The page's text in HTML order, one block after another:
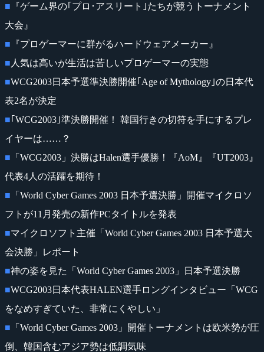
■ 『ゲーム界の｢プロ･アスリート｣たちが競うトーナメント
大会』
■ 『プロゲーマーに群がるハードウェアメーカー』
■ 人気は高いが生活は苦しいプロゲーマーの実態
■WCG2003日本予選準決勝開催｢Age of Mythology｣の日本代
表2名が決定
■｢WCG2003｣準決勝開催！ 韓国行きの切符を手にするプレ
イヤーは……？
■ 「WCG2003」決勝はHalen選手優勝！『AoM』『UT2003』
代表4人の活躍を期待！
■ 「World Cyber Games 2003 日本予選決勝」開催マイクロソ
フトが11月発売の新作PCタイトルを発表
■マイクロソフト主催「World Cyber Games 2003 日本予選大
会決勝」レポート
■神の姿を見た「World Cyber Games 2003」日本予選決勝
■WCG2003日本代表HALEN選手ロングインタビュー「WCG
をなめすぎていた、非常にくやしい」
■ 「World Cyber Games 2003」開催トーナメントは欧米勢が圧
倒、韓国含むアジア勢は低調気味